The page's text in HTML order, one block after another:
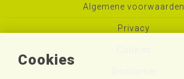
Cookies
Algemene voorwaarden
Privacy